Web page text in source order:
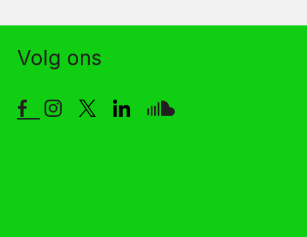
Volg ons